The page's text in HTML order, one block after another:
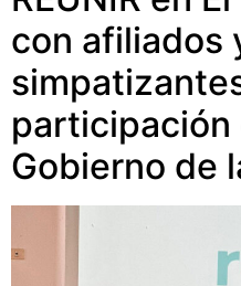
con afiliados
participación
Gobierno de